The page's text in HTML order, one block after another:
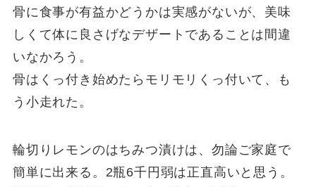
骨に食事が有益かどうかは実感がないが、美味
しくて体に良さげなデザートであることは間違
いなかろう。
骨はくっ付き始めたらモリモリくっ付いて、も
う小走れた。
輪切りレモンのはちみつ漬けは、勿論ご家庭で
簡単に出来る。2瓶6千円弱は正直高いと思う。